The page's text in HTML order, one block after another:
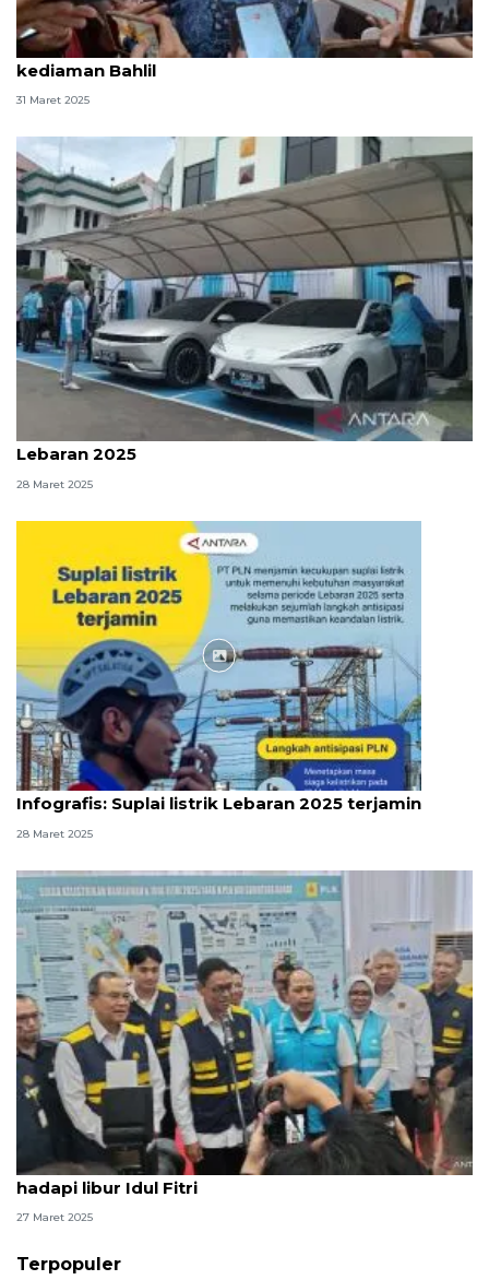
Menperin hingga Dirut Pertamina silaturahmi ke
kediaman Bahlil
31 Maret 2025
PLN siagakan 12 SPKLU Mobile selama arus mudik
Lebaran 2025
28 Maret 2025
Infografik
Infografis: Suplai listrik Lebaran 2025 terjamin
28 Maret 2025
Wamen ESDM: PLN siapkan lima kali lipat SPKLU
hadapi libur Idul Fitri
27 Maret 2025
Terpopuler